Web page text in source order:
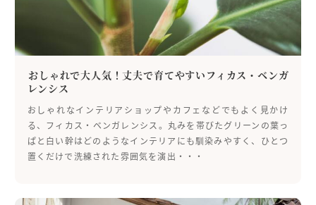
おしゃれで大人気！丈夫で育てやすいフィカス・ベンガ
レンシス
おしゃれなインテリアショップやカフェなどでもよく見かけ
る、フィカス・ベンガレンシス。丸みを帯びたグリーンの葉っ
ぱと白い幹はどのようなインテリアにも馴染みやすく、ひとつ
置くだけで洗練された雰囲気を演出・・・